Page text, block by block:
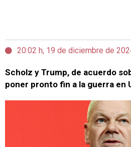
20:02 h, 19 de diciembre de
Scholz y Trump, de acuerdo
poner pronto fin a la guerra en